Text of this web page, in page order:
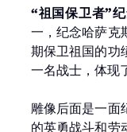
“祖国保卫者”
一，纪念哈萨克
期保卫祖国的功
一名战士，体现
雕像后面是一面
的英勇战斗和劳